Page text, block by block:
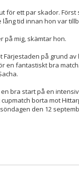
för ett par skador.
tid innan hon var
på mig, skämtar hon.
Färjestaden på grund
en fantastiskt bra
bra start på en
borta mot
den 12